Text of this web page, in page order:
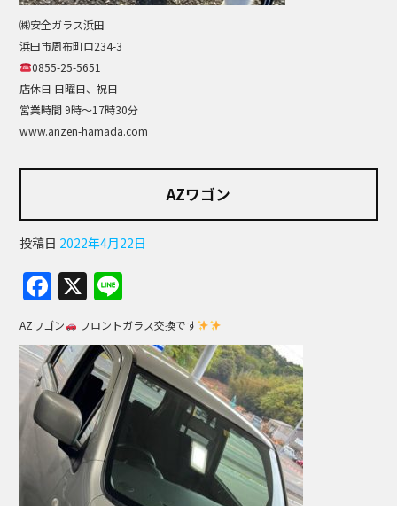
㈱安全ガラス浜田
浜田市周布町ロ234-3
0855-25-5651
店休日 日曜日、祝日
営業時間 9時～17時30分
www.anzen-hamada.com
AZワゴン
投稿日 2022年4月22日
F
a
c
e
b
o
o
k
X
n
e
AZワゴン フロントガラス交換です